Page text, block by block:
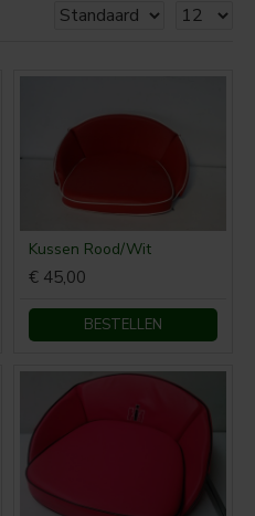
Kussen Rood/Wit
€ 45,00
BESTELLEN